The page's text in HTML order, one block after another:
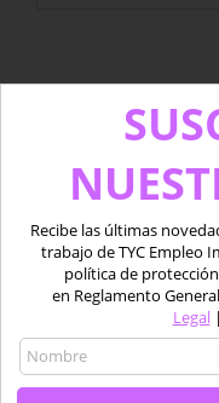
Tweets por tycgis
Etiquetas
agricultura
Agricultura
Copernicus
Recibe las últimas
trabajo de TYC Empleo
política de
en Reglamento
Legal|